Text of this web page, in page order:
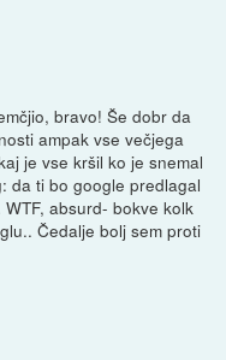
bravo! Še dobr da
ampak vse večjega
je vse kršil ko je snemal
da ti bo google predlagal
absurd- bokve kolk
Čedalje bolj sem proti